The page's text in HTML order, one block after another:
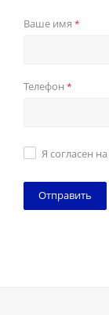
Ваше имя *
Телефон *
Я согласен на